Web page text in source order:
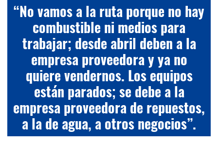
“No vamos a la ruta porque no hay
combustible ni medios para
trabajar; desde abril deben a la
empresa proveedora y ya no
quiere vendernos. Los equipos
están parados; se debe a la
empresa proveedora de repuestos,
a la de agua, a otros negocios”.